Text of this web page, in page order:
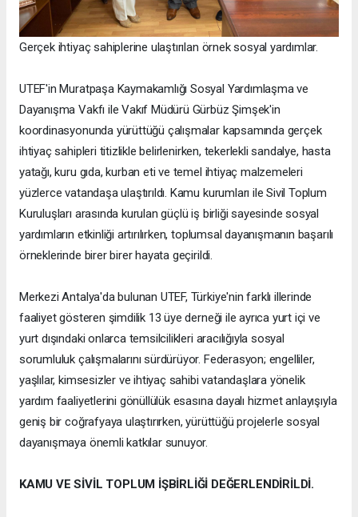
Gerçek ihtiyaç sahiplerine ulaştırılan örnek sosyal yardımlar.
UTEF'in Muratpaşa Kaymakamlığı Sosyal Yardımlaşma ve
Dayanışma Vakfı ile Vakıf Müdürü Gürbüz Şimşek'in
koordinasyonunda yürüttüğü çalışmalar kapsamında gerçek
ihtiyaç sahipleri titizlikle belirlenirken, tekerlekli sandalye, hasta
yatağı, kuru gıda, kurban eti ve temel ihtiyaç malzemeleri
yüzlerce vatandaşa ulaştırıldı. Kamu kurumları ile Sivil Toplum
Kuruluşları arasında kurulan güçlü iş birliği sayesinde sosyal
yardımların etkinliği artırılırken, toplumsal dayanışmanın başarılı
örneklerinde birer birer hayata geçirildi.
Merkezi Antalya'da bulunan UTEF, Türkiye'nin farklı illerinde
faaliyet gösteren şimdilik 13 üye derneği ile ayrıca yurt içi ve
yurt dışındaki onlarca temsilcilikleri aracılığıyla sosyal
sorumluluk çalışmalarını sürdürüyor. Federasyon; engelliler,
yaşlılar, kimsesizler ve ihtiyaç sahibi vatandaşlara yönelik
yardım faaliyetlerini gönüllülük esasına dayalı hizmet anlayışıyla
geniş bir coğrafyaya ulaştırırken, yürüttüğü projelerle sosyal
dayanışmaya önemli katkılar sunuyor.
KAMU VE SİVİL TOPLUM İŞBİRLİĞİ DEĞERLENDİRİLDİ.